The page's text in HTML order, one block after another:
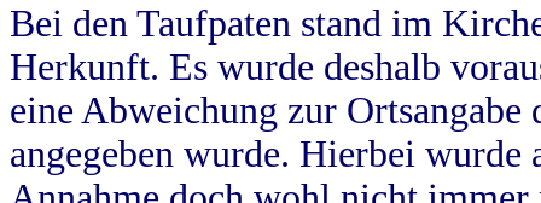
Bei den Taufpaten stand im
Herkunft. Es wurde deshalb
eine Abweichung zur
angegeben wurde. Hierbei wurde